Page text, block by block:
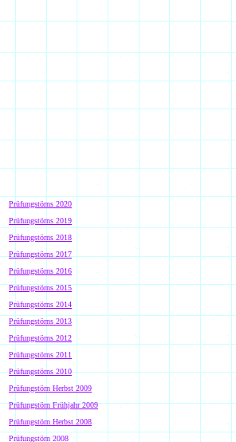
Prüfungstörns 2020
Prüfungstörns 2019
Prüfungstörns 2018
Prüfungstörns 2017
Prüfungstörns 2016
Prüfungstörns 2015
Prüfungstörns 2014
Prüfungstörns 2013
Prüfungstörns 2012
Prüfungstörns 2011
Prüfungstörns 2010
Prüfungstörn Herbst 2009
Prüfungstörn Frühjahr 2009
Prüfungstörn Herbst 2008
Prüfungstörn 2008